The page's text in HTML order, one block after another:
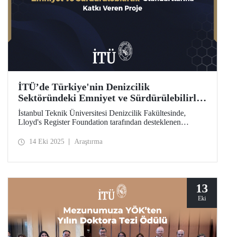
İTÜ’de Türkiye'nin Denizcilik
Sektöründeki Emniyet ve Sürdürülebilirlik
Standartlarına Katkı Veren Proje
İstanbul Teknik Üniversitesi Denizcilik Fakültesinde,
Lloyd's Register Foundation tarafından desteklenen
Gemi Geri Dönüşüm Risk Çerçevesi” projesi kapsamında
14 Eki 2025 Araştırma
13
Eki